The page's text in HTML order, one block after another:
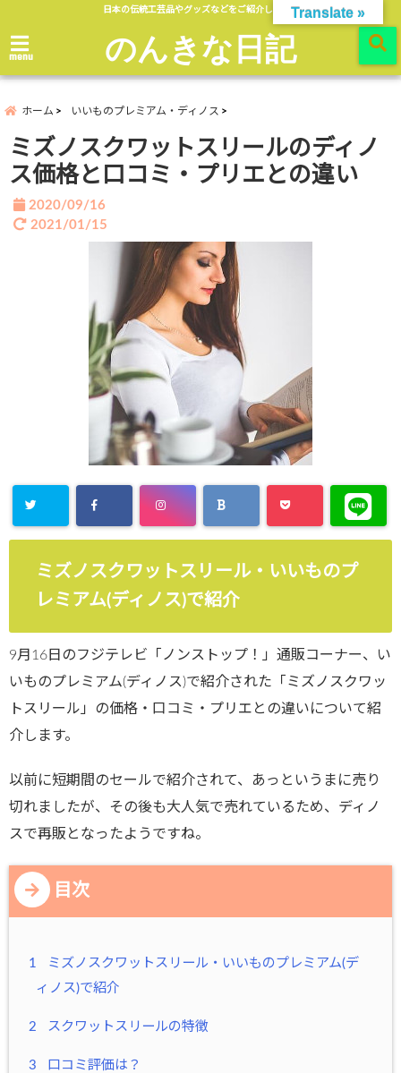
日本の伝統工芸品やグッズなどをご紹介します。
menu のんきな日記
ホーム いいものプレミアム・ディノス
ミズノスクワットスリールのディノ
ス価格と口コミ・プリエとの違い
2020/09/16
2021/01/15
ミズノスクワットスリール・いいものプ
レミアム(ディノス)で紹介
9月16日のフジテレビ「ノンストップ！」通販コーナー、い
いものプレミアム(ディノス)で紹介された「ミズノスクワッ
トスリール」の価格・口コミ・プリエとの違いについて紹
介します。
以前に短期間のセールで紹介されて、あっというまに売り
切れましたが、その後も大人気で売れているため、ディノ
スで再販となったようですね。
目次
1
ミズノスクワットスリール・いいものプレミアム(デ
ィノス)で紹介
2 スクワットスリールの特徴
3 口コミ評価は？
Translate »